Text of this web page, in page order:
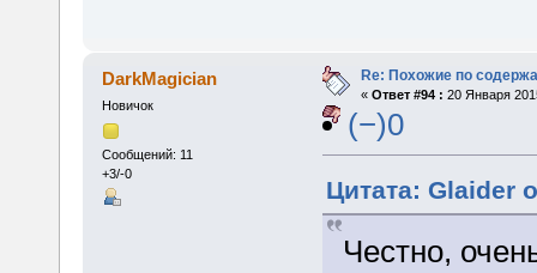
DarkMagician
Новичок
Сообщений: 11
+3/-0
Re: Похожие по
« Ответ #94 : 20 Января
(−)0
Цитата: Glaider
Честно,